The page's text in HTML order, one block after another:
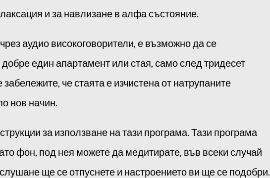
и за навлизане в алфа състояние.
аудио високоговорители, е възможно да се
един апартамент или стая, само след тридесет
че стаята е изчистена от натрупаните
нов начин.
за използване на тази програма. Тази програма
фон, под нея можете да медитирате, във всеки случай
ще се отпуснете и настроението ви ще се подобри.